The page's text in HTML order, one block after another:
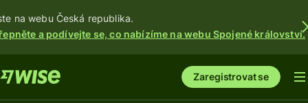
na webu Česká republika.
a podívejte se, co nabízíme na webu Spojené království.
Zaregistrovat se